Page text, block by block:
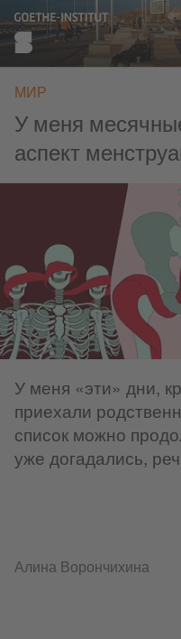
МИР
У меня
аспект
У меня «эти» дни,
приехали
список можно
уже догадались,
Алина Ворончихина